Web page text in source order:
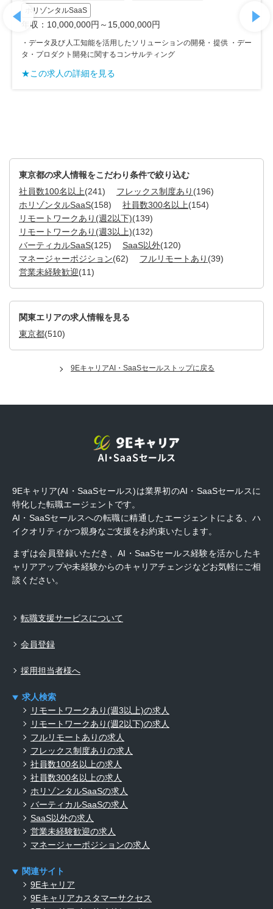
バーティカルSaaS
年収：8,000,000円～12,000,000円
DXプロダクトの開発と運用、建設・建物のDX支援
東京都の求人情報をこだわり条件で絞り込む
社員数100名以上(241) フレックス制度あり (196)
ホリゾンタルSaaS(158) 社員数300名以上(154)
リモートワークあり(週2以下)(139)
リモートワークあり(週3以上)(132)
バーティカルSaaS(125) SaaS以外(120)
マネージャーポジション(62) フルリモートあり (39)
営業未経験歓迎(11)
関東エリアの求人情報を見る
東京都(510)
9EキャリアAI・SaaSセールストップに戻る
9Eキャリア(AI・SaaSセールス)は業界初のAI・SaaSセールスに
特化した転職エージェントです。
AI・SaaSセールスへの転職に精通したエージェントによる、ハ
イクオリティかつ親身なご支援をお約束いたします。
まずは会員登録いただき、AI・SaaSセールス経験を活かしたキ
ャリアアップや未経験からのキャリアチェンジなどお気軽にご相
談ください。
転職支援サービスについて
会員登録
採用担当者様へ
求人検索
リモートワークあり(週3以上)の求人
リモートワークあり(週2以下)の求人
フルリモートありの求人
フレックス制度ありの求人
社員数100名以上の求人
社員数300名以上の求人
ホリゾンタルSaaSの求人
バーティカルSaaSの求人
SaaS以外の求人
営業未経験歓迎の求人
マネージャーポジションの求人
関連サイト
9Eキャリア
9Eキャリアカスタマーサクセス